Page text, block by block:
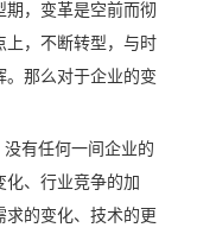
期，变革是空前而彻
上，不断转型，与时
。那么对于企业的变
有任何一间企业的
、行业竞争的加
求的变化、技术的更